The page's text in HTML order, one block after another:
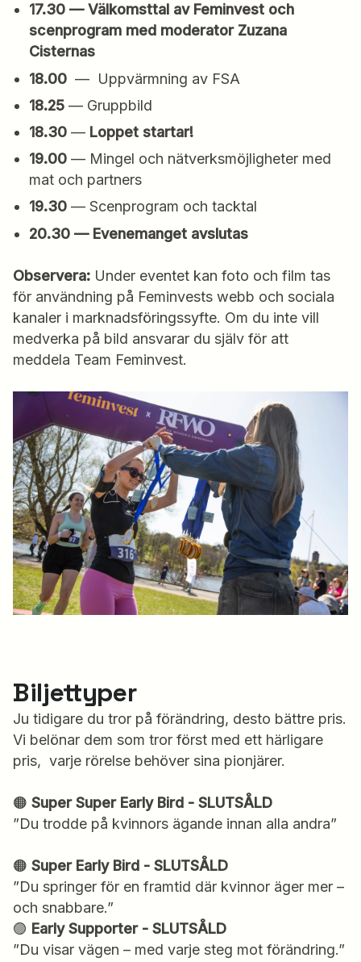
17.30 — Välkomsttal av Feminvest och
scenprogram med moderator Zuzana
Cisternas
18.00 — Uppvärmning av FSA
18.25 — Gruppbild
18.30 — Loppet startar!
19.00 — Mingel och nätverksmöjligheter med
mat och partners
19.30 — Scenprogram och tacktal
20.30 — Evenemanget avslutas
Observera: Under eventet kan foto och film tas
för användning på Feminvests webb och sociala
kanaler i marknadsföringssyfte. Om du inte vill
medverka på bild ansvarar du själv för att
meddela Team Feminvest.
Biljettyper
Ju tidigare du tror på förändring, desto bättre pris.
Vi belönar dem som tror först med ett härligare
pris, varje rörelse behöver sina pionjärer.
🟠 Super Super Early Bird - SLUTSÅLD
”Du trodde på kvinnors ägande innan alla andra”
🟠 Super Early Bird - SLUTSÅLD
”Du springer för en framtid där kvinnor äger mer –
och snabbare.”
🟣 Early Supporter - SLUTSÅLD
”Du visar vägen – med varje steg mot förändring.”